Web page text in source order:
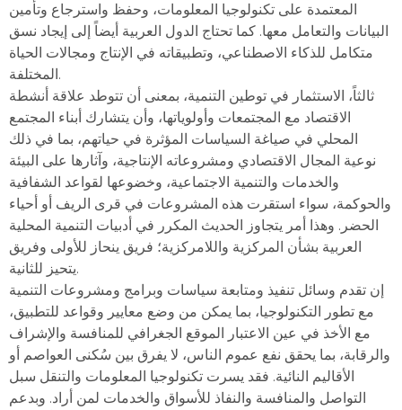
المعتمدة على تكنولوجيا المعلومات، وحفظ واسترجاع وتأمين
البيانات والتعامل معها. كما تحتاج الدول العربية أيضاً إلى إيجاد نسق
متكامل للذكاء الاصطناعي، وتطبيقاته في الإنتاج ومجالات الحياة
المختلفة.
ثالثاً، الاستثمار في توطين التنمية، بمعنى أن تتوطد علاقة أنشطة
الاقتصاد مع المجتمعات وأولوياتها، وأن يتشارك أبناء المجتمع
المحلي في صياغة السياسات المؤثرة في حياتهم، بما في ذلك
نوعية المجال الاقتصادي ومشروعاته الإنتاجية، وآثارها على البيئة
والخدمات والتنمية الاجتماعية، وخضوعها لقواعد الشفافية
والحوكمة، سواء استقرت هذه المشروعات في قرى الريف أو أحياء
الحضر. وهذا أمر يتجاوز الحديث المكرر في أدبيات التنمية المحلية
العربية بشأن المركزية واللامركزية؛ فريق ينحاز للأولى وفريق
يتحيز للثانية.
إن تقدم وسائل تنفيذ ومتابعة سياسات وبرامج ومشروعات التنمية
مع تطور التكنولوجيا، بما يمكن من وضع معايير وقواعد للتطبيق،
مع الأخذ في عين الاعتبار الموقع الجغرافي للمنافسة والإشراف
والرقابة، بما يحقق نفع عموم الناس، لا يفرق بين سُكنى العواصم أو
الأقاليم النائية. فقد يسرت تكنولوجيا المعلومات والتنقل سبل
التواصل والمنافسة والنفاذ للأسواق والخدمات لمن أراد. وبدعم